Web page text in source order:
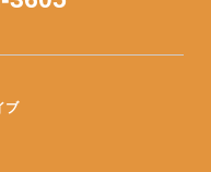
ブ